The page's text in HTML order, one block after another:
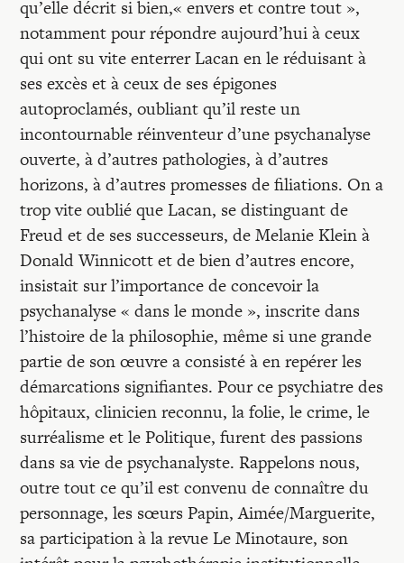
qu’elle décrit si bien,« envers et contre tout »,
notamment pour répondre aujourd’hui à ceux
qui ont su vite enterrer Lacan en le réduisant à
ses excès et à ceux de ses épigones
autoproclamés, oubliant qu’il reste un
incontournable réinventeur d’une psychanalyse
ouverte, à d’autres pathologies, à d’autres
horizons, à d’autres promesses de filiations. On a
trop vite oublié que Lacan, se distinguant de
Freud et de ses successeurs, de Melanie Klein à
Donald Winnicott et de bien d’autres encore,
insistait sur l’importance de concevoir la
psychanalyse « dans le monde », inscrite dans
l’histoire de la philosophie, même si une grande
partie de son œuvre a consisté à en repérer les
démarcations signifiantes. Pour ce psychiatre des
hôpitaux, clinicien reconnu, la folie, le crime, le
surréalisme et le Politique, furent des passions
dans sa vie de psychanalyste. Rappelons nous,
outre tout ce qu’il est convenu de connaître du
personnage, les sœurs Papin, Aimée/Marguerite,
sa participation à la revue Le Minotaure, son